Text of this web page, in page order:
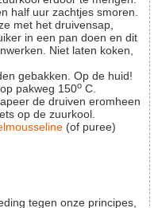
half uur zachtjes smoren.
in een pan doen en dit
Niet laten koken,
pakweg 150o C.
op de zuurkool.
(of puree)